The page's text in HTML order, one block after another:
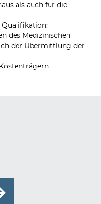
als auch für die
Qualifikation:
des Medizinischen
der Übermittlung der